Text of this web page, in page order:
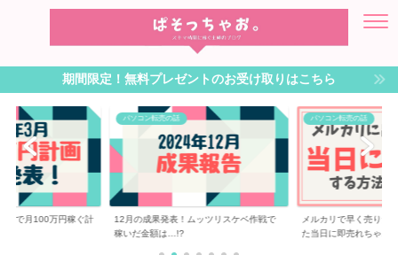
期間限定！無料プレゼントのお受け取りはこちら
売で月100万円稼ぐ計
パソコン転売の話
12月の成果発表！ムッツリスケベ作戦で
稼いだ金額は…!?
パソコン転売の話
メルカリで早く売りた
た当日に即売れちゃ...